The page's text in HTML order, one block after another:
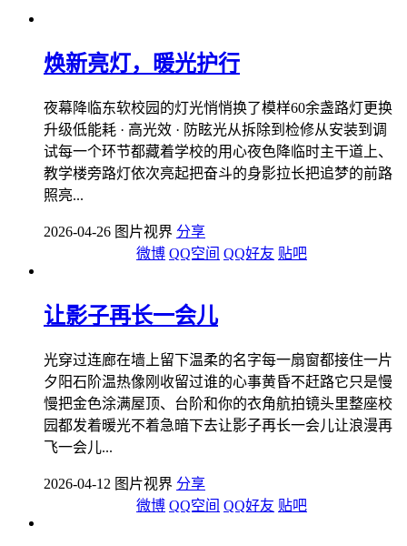
焕新亮灯，暖光护行
夜幕降临东软校园的灯光悄悄换了模样60余盏路灯更换
升级低能耗 · 高光效 · 防眩光从拆除到检修从安装到调
试每一个环节都藏着学校的用心夜色降临时主干道上、
教学楼旁路灯依次亮起把奋斗的身影拉长把追梦的前路
照亮...
2026-04-26 图片视界 分享
微博 QQ空间 QQ好友 贴吧
让影子再长一会儿
光穿过连廊在墙上留下温柔的名字每一扇窗都接住一片
夕阳石阶温热像刚收留过谁的心事黄昏不赶路它只是慢
慢把金色涂满屋顶、台阶和你的衣角航拍镜头里整座校
园都发着暖光不着急暗下去让影子再长一会儿让浪漫再
飞一会儿...
2026-04-12 图片视界 分享
微博 QQ空间 QQ好友 贴吧